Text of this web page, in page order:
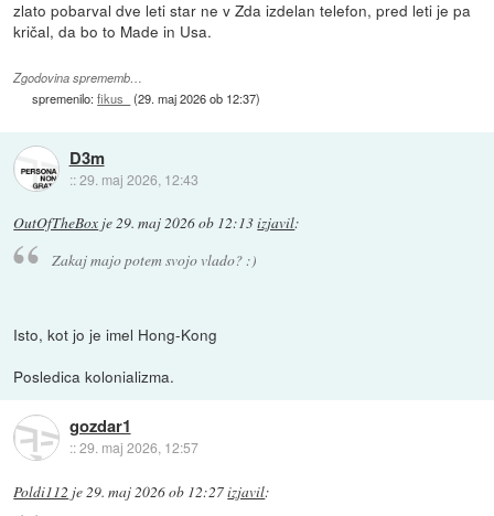
zlato pobarval dve leti star ne v Zda izdelan telefon, pred leti je pa
kričal, da bo to Made in Usa.
Zgodovina sprememb…
spremenilo:fikus_ (29. maj 2026 ob 12:37)
D3m
::29. maj 2026, 12:43
OutOfTheBox je29. maj 2026 ob 12:13izjavil:
Zakaj majo potem svojo vlado? :)
Isto, kot jo je imel Hong-Kong
Posledica kolonializma.
gozdar1
::29. maj 2026, 12:57
Poldi112 je29. maj 2026 ob 12:27izjavil: